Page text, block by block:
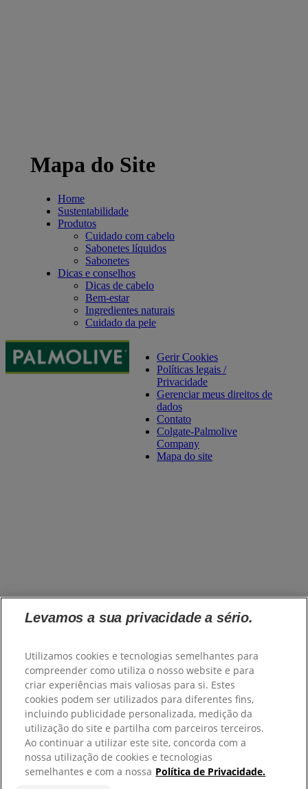
Mapa do Site
Home
Sustentabilidade
Produtos
Cuidado com cabelo
Sabonetes líquidos
Sabonetes
Dicas e conselhos
Dicas de cabelo
Bem-estar
Ingredientes naturais
Cuidado da pele
Gerir Cookies
Políticas legais /
Privacidade
Gerenciar meus direitos de
dados
Contato
Colgate-Palmolive
Company
Mapa do site
Levamos a sua privacidade a sério.
Utilizamos cookies e tecnologias semelhantes para
compreender como utiliza o nosso website e para
criar experiências mais valiosas para si. Estes
cookies podem ser utilizados para diferentes fins,
incluindo publicidade personalizada, medição da
utilização do site e partilha com parceiros terceiros.
Ao continuar a utilizar este site, concorda com a
nossa utilização de cookies e tecnologias
semelhantes e com a nossa Política de Privacidade.